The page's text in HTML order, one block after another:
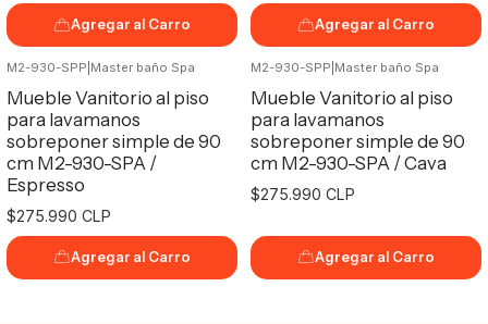
Agregar al Carro Agregar al Carro
M2-930-SPP Master baño Spa
Mueble Vanitorio al piso
para lavamanos
sobreponer simple de 90
cm M2-930-SPA /
Espresso
$275.990 CLP
Agregar al Carro
M2-930-SPP Master baño Spa
Mueble Vanitorio al piso
para lavamanos
sobreponer simple de 90
cm M2-930-SPA / Cava
$275.990 CLP
Agregar al Carro